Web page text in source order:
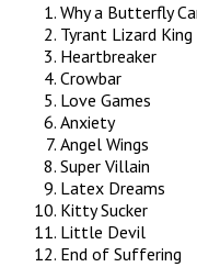
Why a Butterfly
Tyrant Lizard King
Heartbreaker
Crowbar
Love Games
Anxiety
Angel Wings
Super Villain
Latex Dreams
Kitty Sucker
Little Devil
End of Suffering